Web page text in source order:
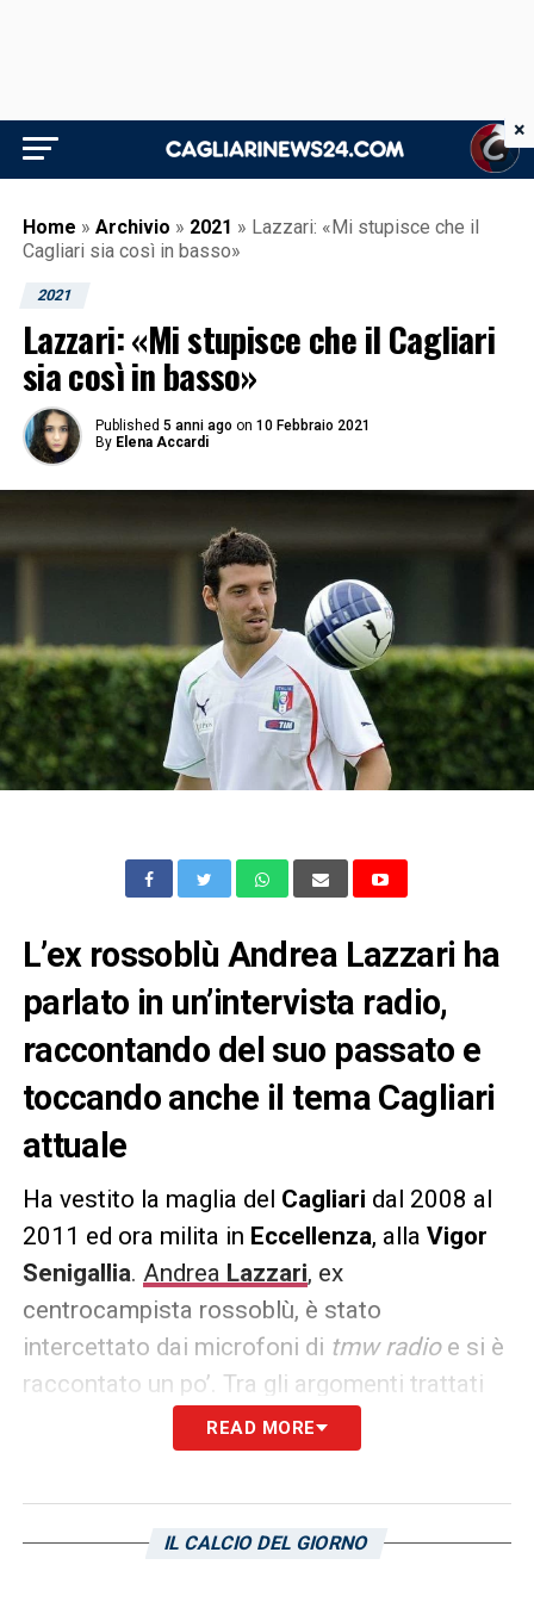
Home » Archivio » 2021 » Lazzari: «Mi stupisce che il
Cagliari sia così in basso»
2021
Lazzari: «Mi stupisce che il Cagliari
sia così in basso»
Published 5 anni ago on 10 Febbraio 2021
By Elena Accardi
L’ex rossoblù Andrea Lazzari ha
parlato in un’intervista radio,
raccontando del suo passato e
toccando anche il tema Cagliari
attuale
Ha vestito la maglia del Cagliari dal 2008 al
2011 ed ora milita in Eccellenza, alla Vigor
Senigallia. Andrea Lazzari, ex
centrocampista rossoblù, è stato
intercettato dai microfoni di tmw radioe si è
raccontato un po’. Tra gli argomenti trattati
non poteva non esserci l’andamento della
squadra sarda. Ecco le sue parole: «
sono grandi giocatori che hanno fatto bene
READ MORE
IL CALCIO DEL GIORNO
×